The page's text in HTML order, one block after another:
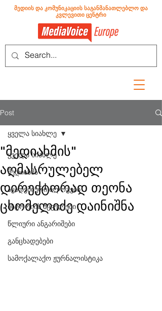
მედიის და კომუნიკაციის საგანმანათლებლო და
კვლევითი ცენტრი
Post
ყველა სიახლე
მედიახმა
აკადემიური ბლოგები
ისტორიის მცველები
წლიური ანგარიშები
განცხადებები
სამოქალაქო ჟურნალისტიკა
ყველა სიახლე
"მედიახმის"
აღმასრულებელ
დირექტორად თეონა
ცხომელიძე დაინიშნა